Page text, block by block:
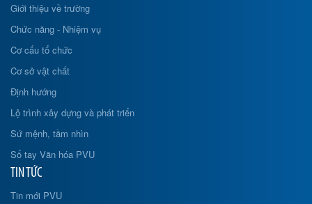
Giới thiệu về trường
Chức năng - Nhiệm vụ
Cơ cấu tổ chức
Cơ sở vật chất
Định hướng
Lộ trình xây dựng và phát triển
Sứ mệnh, tầm nhìn
Sổ tay Văn hóa PVU
TIN TỨC
Tin mới PVU